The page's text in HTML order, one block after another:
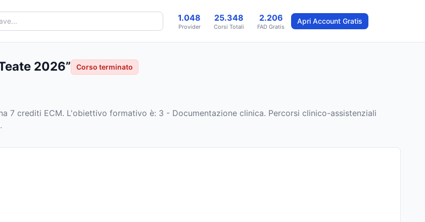
1.048
Provider
25.348
Corsi Totali
2.206
FAD Gratis
Apri Account Gratis
2026” Corso terminato
7 crediti ECM. L'obiettivo formativo è: 3 - Documentazione clinica. Percorsi clinico-assistenziali